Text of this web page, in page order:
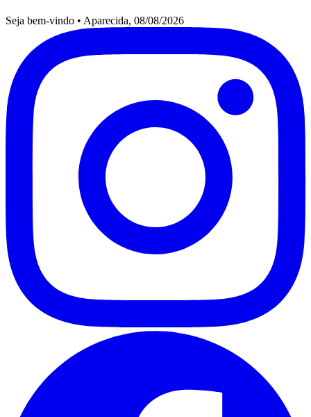
Seja bem-vindo • Aparecida, 08/08/2026